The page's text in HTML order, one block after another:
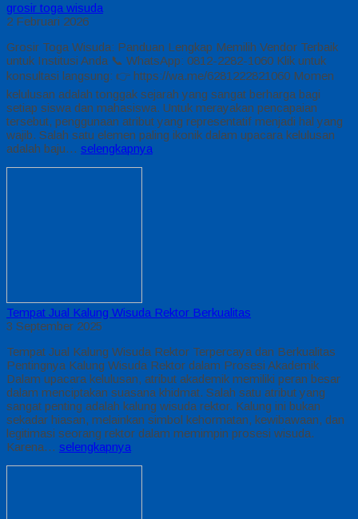
grosir toga wisuda
2 Februari 2026
Grosir Toga Wisuda: Panduan Lengkap Memilih Vendor Terbaik
untuk Institusi Anda 📞 WhatsApp: 0812-2282-1060 Klik untuk
konsultasi langsung: 👉 https://wa.me/6281222821060 Momen
kelulusan adalah tonggak sejarah yang sangat berharga bagi
setiap siswa dan mahasiswa. Untuk merayakan pencapaian
tersebut, penggunaan atribut yang representatif menjadi hal yang
wajib. Salah satu elemen paling ikonik dalam upacara kelulusan
adalah baju… selengkapnya
Tempat Jual Kalung Wisuda Rektor Berkualitas
3 September 2025
Tempat Jual Kalung Wisuda Rektor Terpercaya dan Berkualitas
Pentingnya Kalung Wisuda Rektor dalam Prosesi Akademik
Dalam upacara kelulusan, atribut akademik memiliki peran besar
dalam menciptakan suasana khidmat. Salah satu atribut yang
sangat penting adalah kalung wisuda rektor. Kalung ini bukan
sekadar hiasan, melainkan simbol kehormatan, kewibawaan, dan
legitimasi seorang rektor dalam memimpin prosesi wisuda.
Karena… selengkapnya